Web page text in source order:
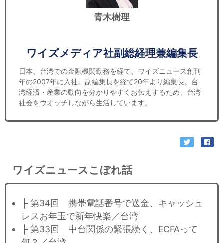
青木樹理
ワイズメディア社副総経理兼編集長
日本、台湾での金融機関勤務を経て、ワイズニュース創刊
年の2007年に入社。副編集長を経て20年より編集長。台
湾経済・産業の動向を分かりやすくお伝えするため、台湾
社会をウオッチしながら生活しています。
ワイズニュースこぼれ話
├ 第34回 携帯電話番号で送金、キャッシュ
レスお年玉で新年快楽／台湾
├ 第33回 中台関係の緊張続く、ECFAって